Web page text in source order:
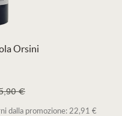
Orsini
€
dalla promozione: 22,91 €